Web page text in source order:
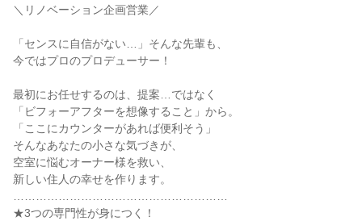
＼リノベーション企画営業／
「センスに自信がない…」そんな先輩も、
今ではプロのプロデューサー！
最初にお任せするのは、提案…ではなく
「ビフォーアフターを想像すること」から。
「ここにカウンターがあれば便利そう」
そんなあなたの小さな気づきが、
空室に悩むオーナー様を救い、
新しい住人の幸せを作ります。
★3つの専門性が身につく！